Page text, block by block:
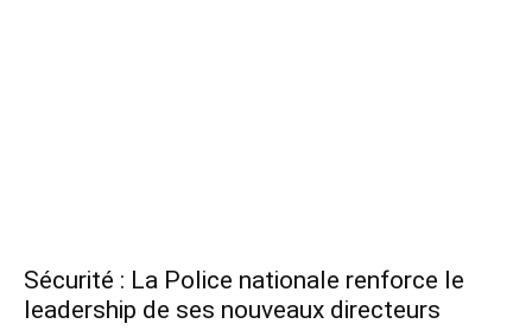
Sécurité : La Police nationale renforce le
leadership de ses nouveaux directeurs